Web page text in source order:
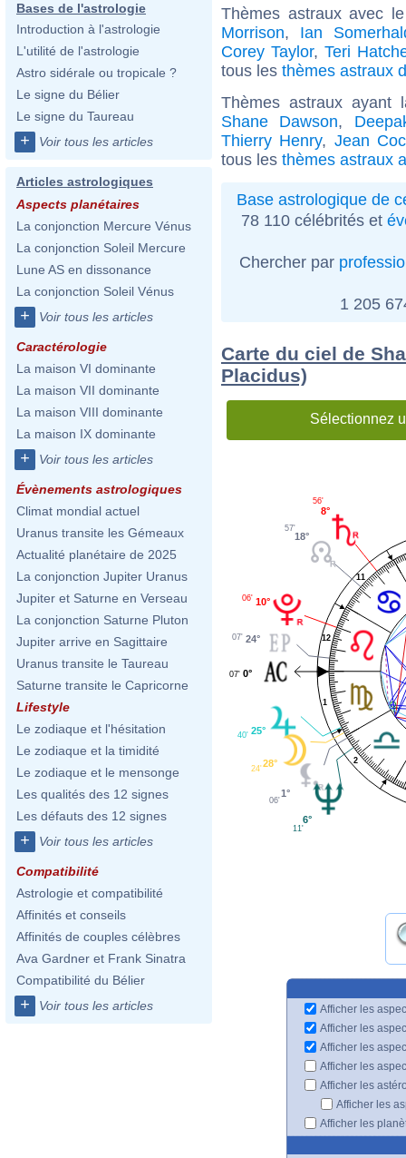
Bases de l'astrologie
Introduction à l'astrologie
L'utilité de l'astrologie
Astro sidérale ou tropicale ?
Le signe du Bélier
Le signe du Taureau
+ Voir tous les articles
Articles astrologiques
Aspects planétaires
La conjonction Mercure Vénus
La conjonction Soleil Mercure
Lune AS en dissonance
La conjonction Soleil Vénus
+ Voir tous les articles
Caractérologie
La maison VI dominante
La maison VII dominante
La maison VIII dominante
La maison IX dominante
+ Voir tous les articles
Évènements astrologiques
Climat mondial actuel
Uranus transite les Gémeaux
Actualité planétaire de 2025
La conjonction Jupiter Uranus
Jupiter et Saturne en Verseau
La conjonction Saturne Pluton
Jupiter arrive en Sagittaire
Uranus transite le Taureau
Saturne transite le Capricorne
Lifestyle
Le zodiaque et l'hésitation
Le zodiaque et la timidité
Le zodiaque et le mensonge
Les qualités des 12 signes
Les défauts des 12 signes
+ Voir tous les articles
Compatibilité
Astrologie et compatibilité
Affinités et conseils
Affinités de couples célèbres
Ava Gardner et Frank Sinatra
Compatibilité du Bélier
+ Voir tous les articles
Thèmes astraux avec
Morrison, Ian
Corey Taylor, Teri
tous les thèmes astraux
Thèmes astraux
Shane Dawson,
Thierry Henry, Jean
tous les thèmes astraux
Base astrologique de
78 110 célébrités et
Chercher par
1 205
Carte du ciel de
Placidus)
Sélectionnez
1
2
11
12
8°
56'
18°
57'
10°
06'
24°
07'
0°
07'
25°
40'
28°
24'
1°
06'
6°
11'
Afficher les
Afficher les
Afficher les
Afficher les
Afficher les
Afficher les
Afficher les